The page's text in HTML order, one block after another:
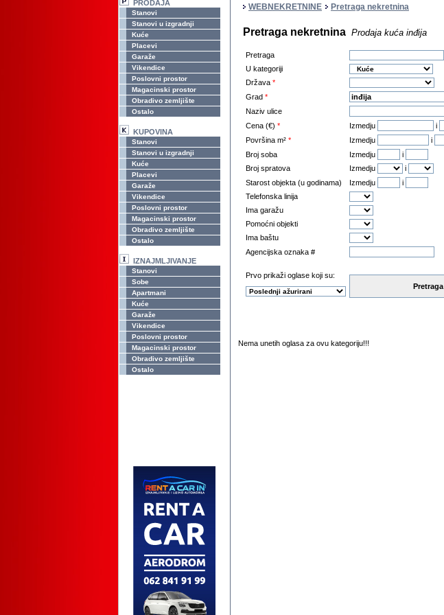
PRODAJA
Stanovi
Stanovi u izgradnji
Kuće
Placevi
Garaže
Vikendice
Poslovni prostor
Magacinski prostor
Obradivo zemljište
Ostalo
KUPOVINA
Stanovi
Stanovi u izgradnji
Kuće
Placevi
Garaže
Vikendice
Poslovni prostor
Magacinski prostor
Obradivo zemljište
Ostalo
IZNAJMLJIVANJE
Stanovi
Sobe
Apartmani
Kuće
Garaže
Vikendice
Poslovni prostor
Magacinski prostor
Obradivo zemljište
Ostalo
WEBNEKRETNINE Pretraga nekretnina
Pretraga nekretnina Prodaja kuća inđija
Pretraga
U kategoriji
Država *
Grad *
Naziv ulice
Cena (€) * Izmedju
i
Površina m² * Izmedju
i
Broj soba
Izmedju
i
Broj spratova
Izmedju
i
Starost objekta (u godinama)
Izmedju
i
Telefonska linija
Ima garažu
Pomoćni objekti
Ima baštu
Agencijska oznaka #
Prvo prikaži oglase koji su:
Pretraga
Nema unetih oglasa za ovu kategoriju!!!